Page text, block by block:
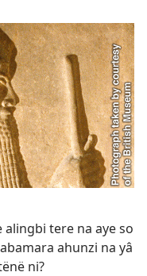
alingbi tere na aye so
ahunzi na yâ
ni?